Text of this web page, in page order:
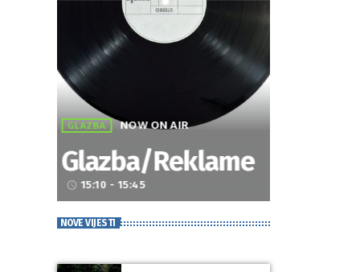
GLAZBA NOW ON AIR
Glazba/Reklame
access_time 15:10 - 15:45
NOVE VIJESTI